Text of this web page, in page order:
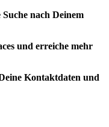
nach Deinem
und erreiche mehr
Kontaktdaten und